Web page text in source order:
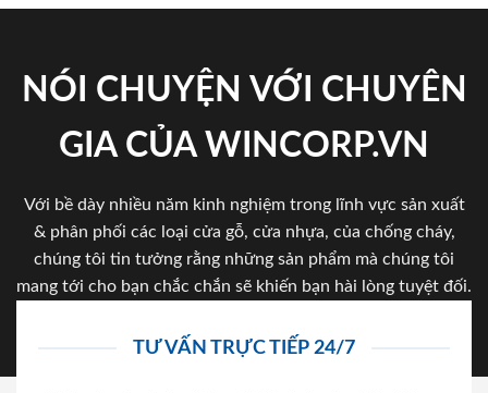
NÓI CHUYỆN VỚI CHUYÊN
GIA CỦA WINCORP.VN
Với bề dày nhiều năm kinh nghiệm trong lĩnh vực sản xuất
& phân phối các loại cửa gỗ, cửa nhựa, của chống cháy,
chúng tôi tin tưởng rằng những sản phẩm mà chúng tôi
mang tới cho bạn chắc chắn sẽ khiến bạn hài lòng tuyệt đối.
TƯ VẤN TRỰC TIẾP 24/7